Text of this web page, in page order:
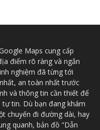
Maps cung cấp
điểm rõ ràng và ngắn
nghiệm đã từng tới
an toàn nhất trước
và thông tin cần thiết để
tin. Dù bạn đang khám
chuyến đi đường dài, hay
quanh, bản đồ "Dẫn